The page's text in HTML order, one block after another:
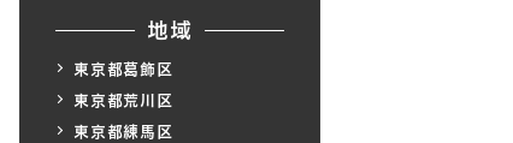
地域
東京都葛飾区
東京都荒川区
東京都練馬区